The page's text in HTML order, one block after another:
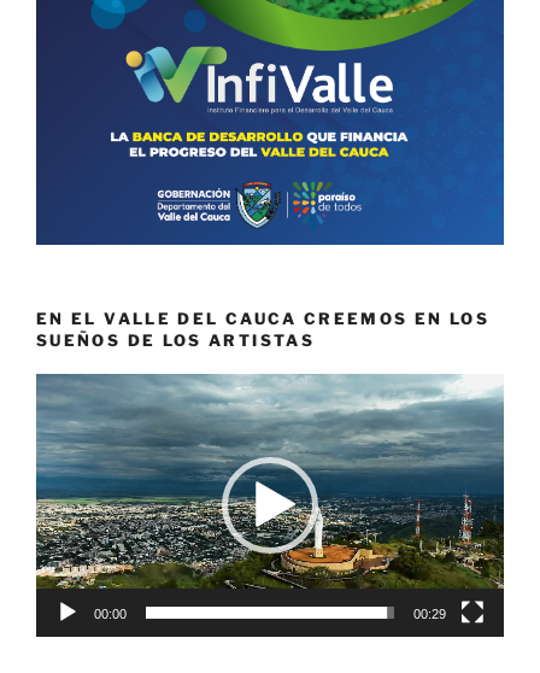
EN EL VALLE DEL CAUCA CREEMOS EN LOS
SUEÑOS DE LOS ARTISTAS
Reproductor
de
vídeo
00:00 00:29